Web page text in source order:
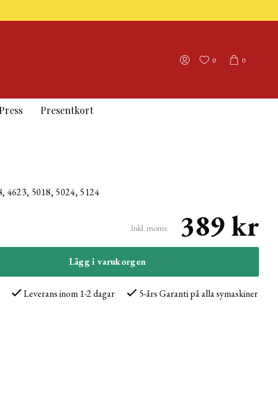
0
0
Presentkort
4623, 5018, 5024, 5124
Inkl. moms: 389 kr
Lägg i varukorgen
Leverans inom 1-2 dagar 5-års Garanti på alla symaskiner